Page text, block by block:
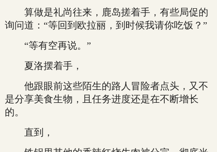
算做是礼尚往来，鹿岛搓着手，有些局促的
询问道：“等回到欧拉丽，到时候我请你吃饭？”
“等有空再说。”
夏洛摆着手，
他跟眼前这些陌生的路人冒险者点头，又不
是分享美食生物，且任务进度还是在不断增长
的。
直到，